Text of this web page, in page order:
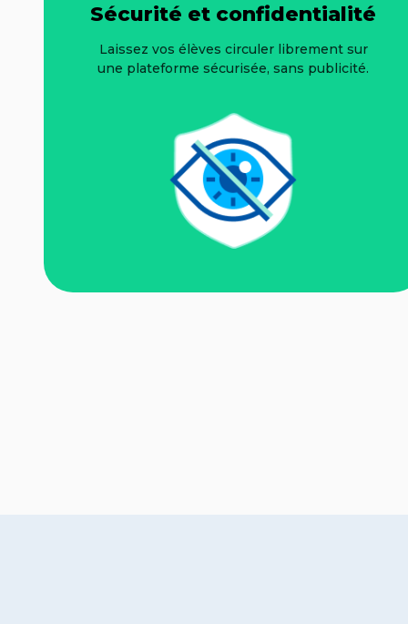
Sécurité et confidentialité
Laissez vos élèves circuler librement sur
une plateforme sécurisée, sans publicité.